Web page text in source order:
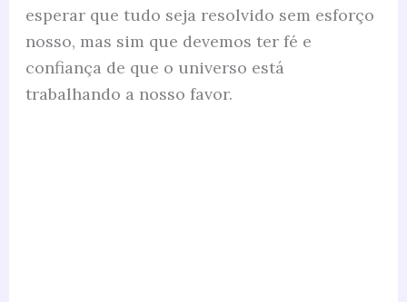
esperar que tudo seja resolvido sem esforço
nosso, mas sim que devemos ter fé e
confiança de que o universo está
trabalhando a nosso favor.